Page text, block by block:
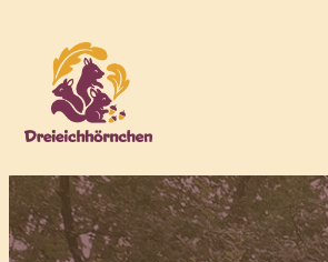
Inhalt
springen